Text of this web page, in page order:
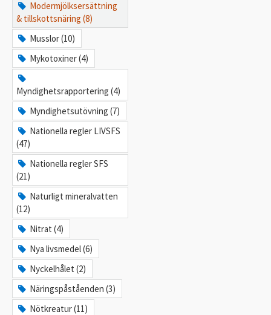
Modermjölksersättning
& tillskottsnäring (8)
Musslor (10)
Mykotoxiner (4)
Myndighetsrapportering (4)
Myndighetsutövning (7)
Nationella regler LIVSFS
(47)
Nationella regler SFS
(21)
Naturligt mineralvatten
(12)
Nitrat (4)
Nya livsmedel (6)
Nyckelhålet (2)
Näringspåståenden (3)
Nötkreatur (11)